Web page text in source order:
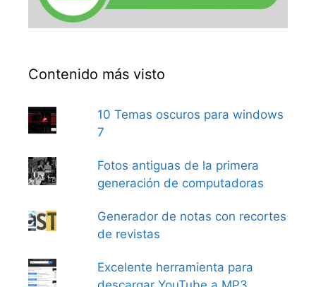
Contenido más visto
10 Temas oscuros para windows
7
Fotos antiguas de la primera
generación de computadoras
Generador de notas con recortes
de revistas
Excelente herramienta para